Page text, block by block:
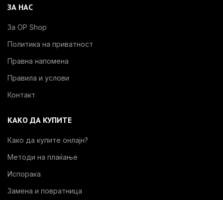
ЗА НАС
За OP Shop
Политика на приватност
Правна напомена
Правила и услови
Контакт
КАКО ДА КУПИТЕ
Како да купите онлајн?
Методи на плаќање
Испорака
Замена и повратница